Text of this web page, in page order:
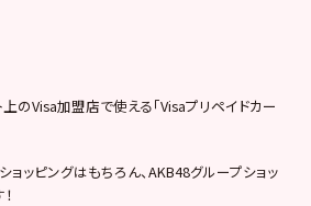
上のVisa加盟店で使える「Visaプリペイドカー
ョッピングはもちろん、AKB48グループショッ